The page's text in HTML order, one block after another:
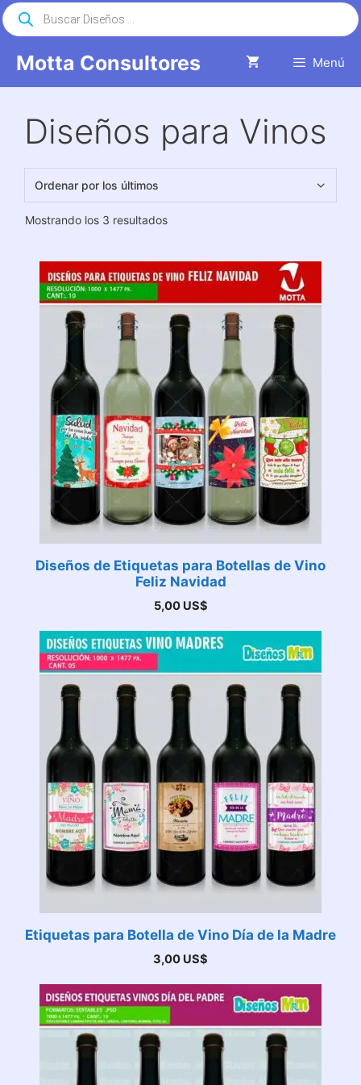
Saltar
al
Motta Consultores Menú
Búsqueda
de
productos
Diseños para Vinos
Mostrando los 3 resultadosOrdenado
últimos
Diseños de Etiquetas para Botellas de Vino
Feliz Navidad
5,00 US$
Etiquetas para Botella de Vino Día de la Madre
3,00 US$